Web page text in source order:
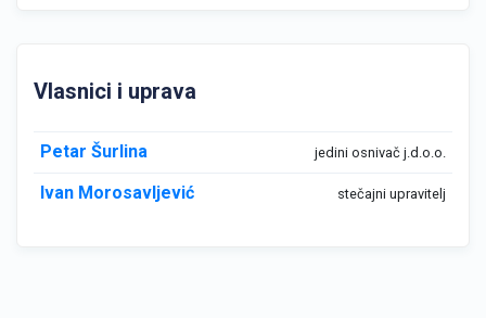
Vlasnici i uprava
Petar Šurlina jedini osnivač j.d.o.o.
Ivan Morosavljević stečajni upravitelj